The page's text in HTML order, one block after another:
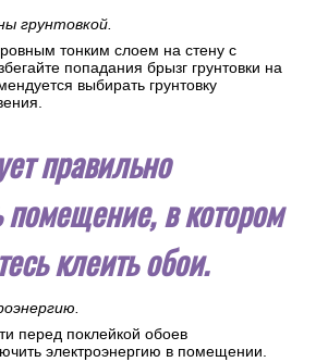
грунтовкой.
ровным тонким слоем на стену с
попадания брызг грунтовки на
выбирать грунтовку
правильно
помещение, в котором
клеить обои.
перед поклейкой обоев
электроэнергию в помещении.